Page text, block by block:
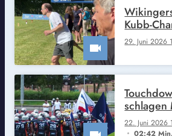
29. Juni 2026
Kubb-
22. Juni 2026
02:42 Min.
schlagen